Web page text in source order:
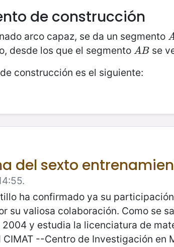
de construcción
arco capaz, se da un segmento A
A
desde los que el segmento A B
AB se
construcción es el siguiente:
del sexto
ha confirmado ya su
su valiosa colaboración. Como se
y estudia la licenciatura de
--Centro de Investigación en